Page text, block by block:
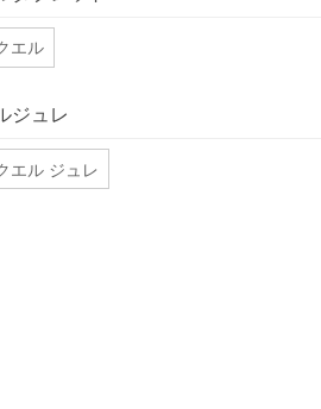
エル
ジュレ
エル ジュレ